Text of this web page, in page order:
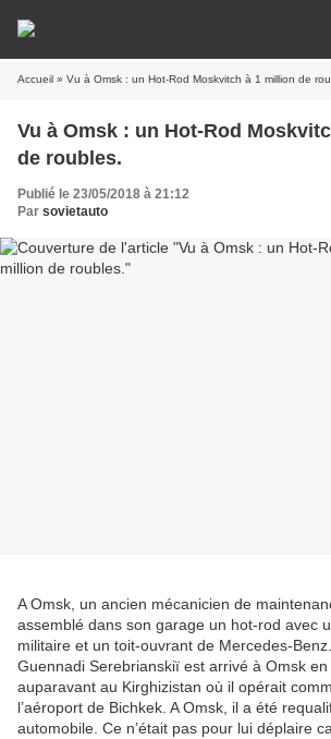
Accueil » Vu à Omsk : un Hot-Rod Moskvitch à 1 million de
Vu à Omsk : un Hot-Rod
de roubles.
Publié le 23/05/2018 à 21:12
Par sovietauto
A Omsk, un ancien mécanicien de
assemblé dans son garage un hot-rod avec
militaire et un toit-ouvrant de Mercedes-Benz.
Guennadi Serebrianskiï est arrivé à Omsk
auparavant au Kirghizistan où il opérait
l’aéroport de Bichkek. A Omsk, il a été
automobile. Ce n’était pas pour lui déplaire